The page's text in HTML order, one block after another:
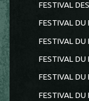
FESTIVAL
FESTIVAL DU
FESTIVAL DU
FESTIVAL DU
FESTIVAL DU
FESTIVAL DU